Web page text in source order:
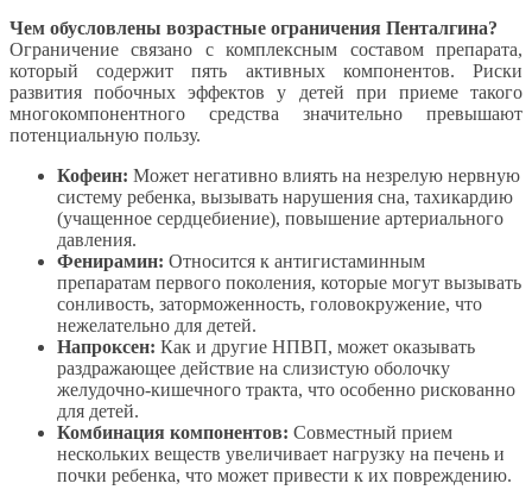
Чем обусловлены возрастные ограничения Пенталгина?
Ограничение связано с комплексным составом препарата,
который содержит пять активных компонентов. Риски
развития побочных эффектов у детей при приеме такого
многокомпонентного средства значительно превышают
потенциальную пользу.
Кофеин: Может негативно влиять на незрелую нервную
систему ребенка, вызывать нарушения сна, тахикардию
(учащенное сердцебиение), повышение артериального
давления.
Фенирамин: Относится к антигистаминным
препаратам первого поколения, которые могут вызывать
сонливость, заторможенность, головокружение, что
нежелательно для детей.
Напроксен: Как и другие НПВП, может оказывать
раздражающее действие на слизистую оболочку
желудочно-кишечного тракта, что особенно рискованно
для детей.
Комбинация компонентов: Совместный прием
нескольких веществ увеличивает нагрузку на печень и
почки ребенка, что может привести к их повреждению.